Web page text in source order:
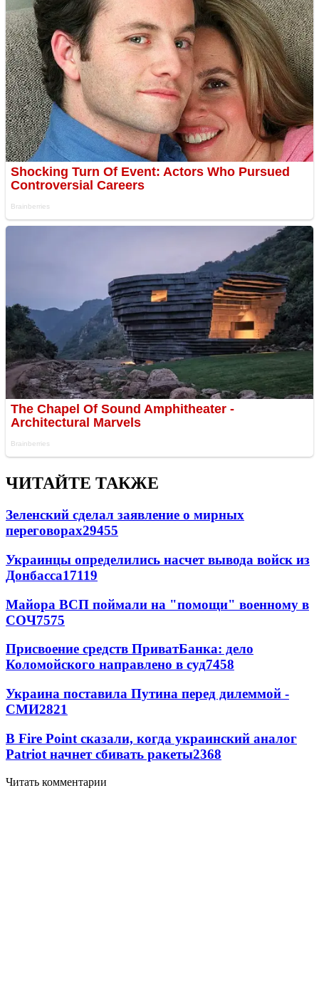
ЧИТАЙТЕ ТАКЖЕ
Зеленский сделал заявление о мирных
переговорах29455
Украинцы определились насчет вывода войск из
Донбасса17119
Майора ВСП поймали на "помощи" военному в
СОЧ7575
Присвоение средств ПриватБанка: дело
Коломойского направлено в суд7458
Украина поставила Путина перед дилеммой -
СМИ2821
В Fire Point сказали, когда украинский аналог
Patriot начнет сбивать ракеты2368
Читать комментарии